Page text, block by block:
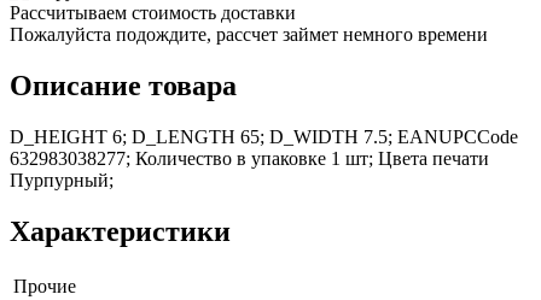
Рассчитываем стоимость доставки
Пожалуйста подождите, рассчет займет немного времени
Описание товара
D_HEIGHT 6; D_LENGTH 65; D_WIDTH 7.5; EANUPCCode
632983038277; Количество в упаковке 1 шт; Цвета печати
Пурпурный;
Характеристики
Прочие